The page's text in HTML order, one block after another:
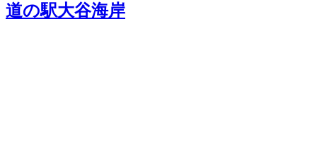
道の駅大谷海岸